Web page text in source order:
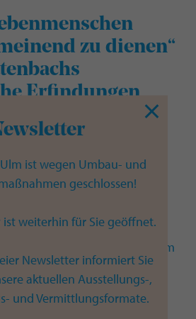
zu dienen“
Erfindungen
Chronist und
seiner zahlreichen, reich
zu den bekanntesten Ulmer
Jahrhunderts.
dass Furttenbach
war, wenn es darum
Bücher zu finanzieren und
neue, mitunter ganz
ist wegen Umbau- und
geschlossen!
ist weiterhin für Sie geöffnet.
Newsletter informiert Sie
aktuellen Ausstellungs-,
und Vermittlungsformate.